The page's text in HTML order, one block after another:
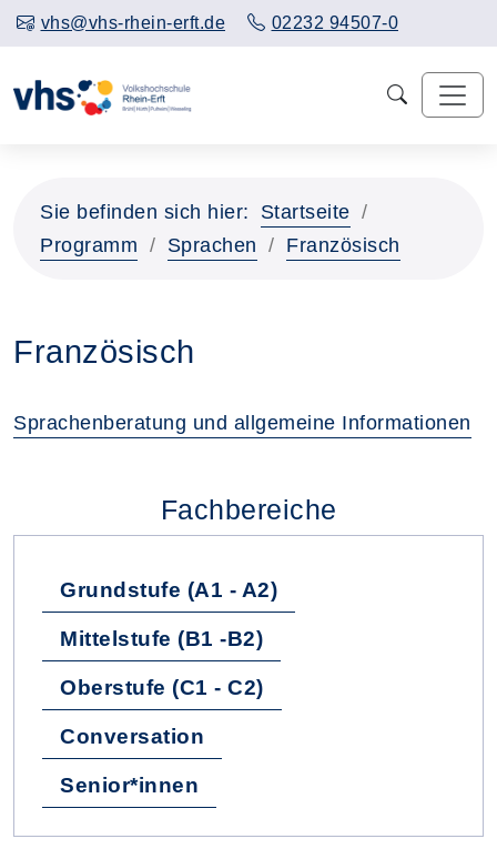
vhs@vhs-rhein-erft.de 02232 94507-0
Sie befinden sich hier:
Startseite
Programm
Sprachen Französisch
Französisch
Sprachenberatung und allgemeine Informationen
Fachbereiche
Grundstufe (A1 - A2)
Mittelstufe (B1 -B2)
Oberstufe (C1 - C2)
Conversation
Senior*innen